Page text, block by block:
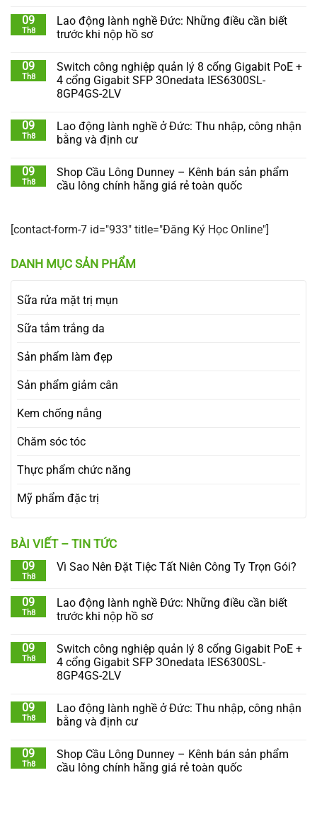
09
Th8
Lao động lành nghề Đức: Những điều cần biết
trước khi nộp hồ sơ
09
Th8
Switch công nghiệp quản lý 8 cổng Gigabit PoE +
4 cổng Gigabit SFP 3Onedata IES6300SL-
8GP4GS-2LV
09
Th8
Lao động lành nghề ở Đức: Thu nhập, công nhận
bằng và định cư
09
Th8
Shop Cầu Lông Dunney – Kênh bán sản phẩm
cầu lông chính hãng giá rẻ toàn quốc
[contact-form-7 id="933" title="Đăng Ký Học Online"]
DANH MỤC SẢN PHẨM
Sữa rửa mặt trị mụn
Sữa tắm trắng da
Sản phẩm làm đẹp
Sản phẩm giảm cân
Kem chống nắng
Chăm sóc tóc
Thực phẩm chức năng
Mỹ phẩm đặc trị
BÀI VIẾT – TIN TỨC
09
Th8
Vì Sao Nên Đặt Tiệc Tất Niên Công Ty Trọn Gói?
09
Th8
Lao động lành nghề Đức: Những điều cần biết
trước khi nộp hồ sơ
09
Th8
Switch công nghiệp quản lý 8 cổng Gigabit PoE +
4 cổng Gigabit SFP 3Onedata IES6300SL-
8GP4GS-2LV
09
Th8
Lao động lành nghề ở Đức: Thu nhập, công nhận
bằng và định cư
09
Th8
Shop Cầu Lông Dunney – Kênh bán sản phẩm
cầu lông chính hãng giá rẻ toàn quốc